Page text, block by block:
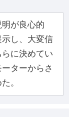
が良心的
し、大変信
に決めてい
ターからさ
。